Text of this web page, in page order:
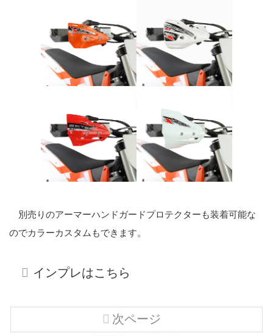
別売りのアーマーハンドガードプロテクターも装着可能な
のでカラーカスタムもできます。
インプレはこちら
次ページ